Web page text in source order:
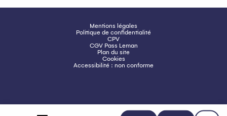
Mentions légales
Politique de confidentialité
CPV
CGV Pass Leman
Plan du site
Cookies
Accessibilité : non conforme